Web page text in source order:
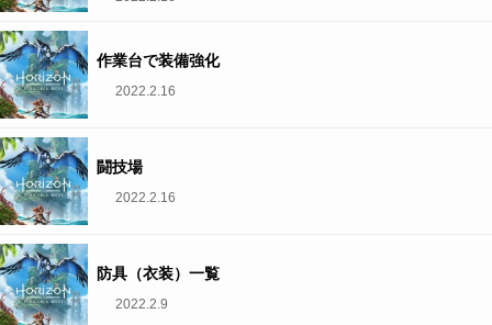
作業台で装備強化
2022.2.16
闘技場
2022.2.16
防具（衣装）一覧
2022.2.9